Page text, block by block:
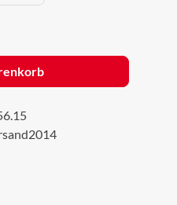
den gewünschten